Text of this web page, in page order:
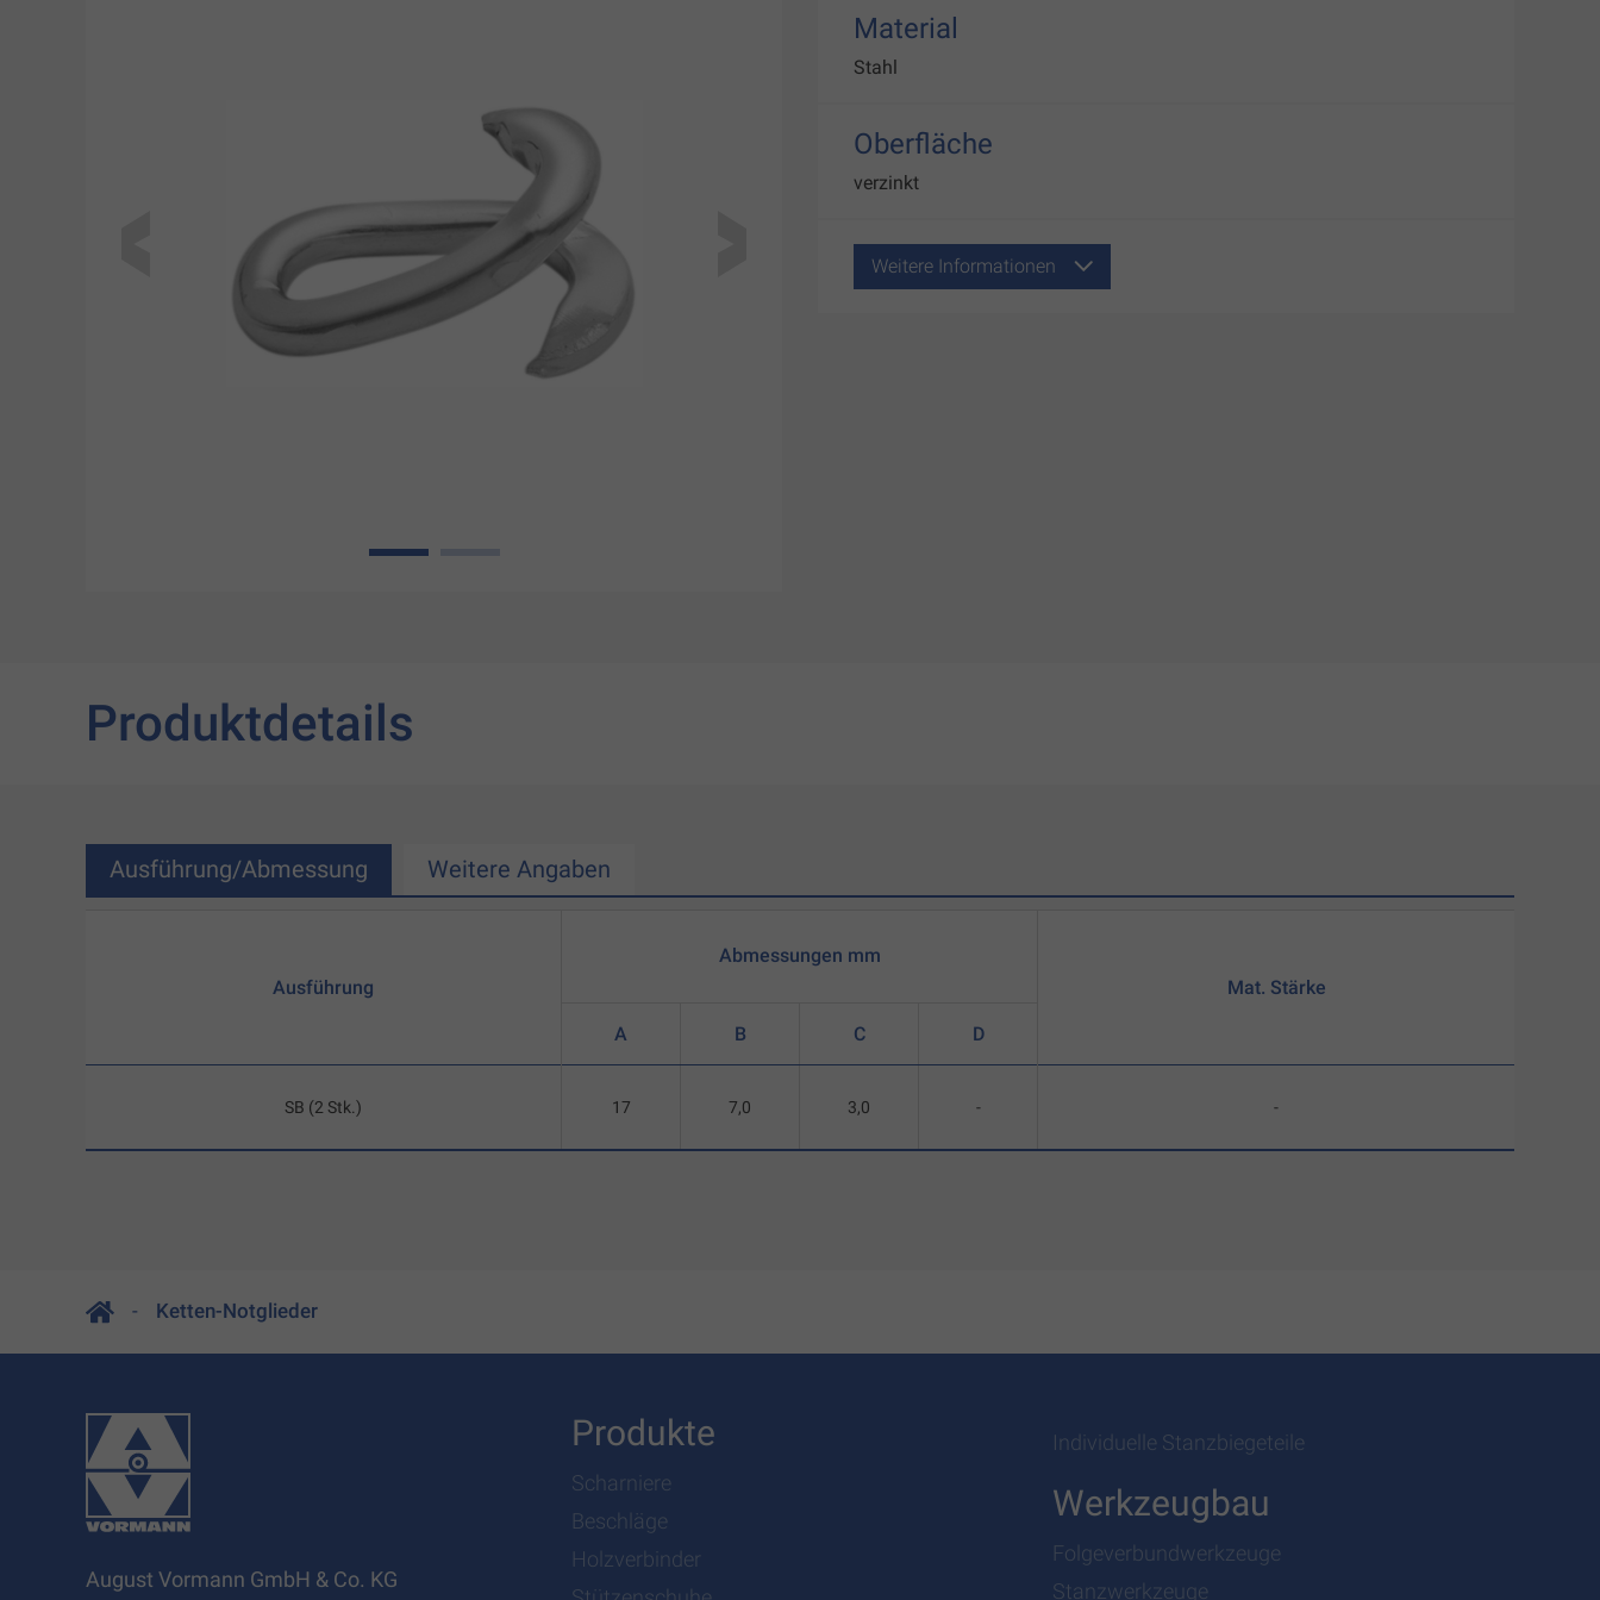
1
Material
Stahl
Oberfläche
verzinkt
Weitere Informationen
Produktdetails
Ausführung/Abmessung Weitere Angaben
Ausführung
SB (2 Stk.)
Abmessungen mm
A B C D
17 7,0 3,0 -
Mat. Stärke
-
Ketten-Notglieder
August Vormann GmbH & Co. KG
Produkte
Scharniere
Beschläge
Holzverbinder
Individuelle Stanzbiegeteile
Werkzeugbau
Folgeverbundwerkzeuge
Stanzwerkzeuge